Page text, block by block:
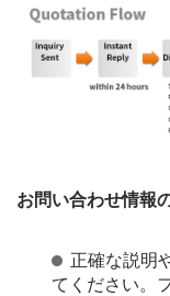
お問い合わせ情報
正確な説明
てください。